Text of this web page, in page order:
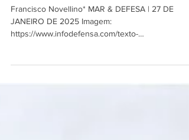
(Não) Vale a pena ver de novo!
Francisco Novellino* MAR & DEFESA | 27 DE
JANEIRO DE 2025 Imagem:
diario/mostrar/4291806/marinha-do-bra...